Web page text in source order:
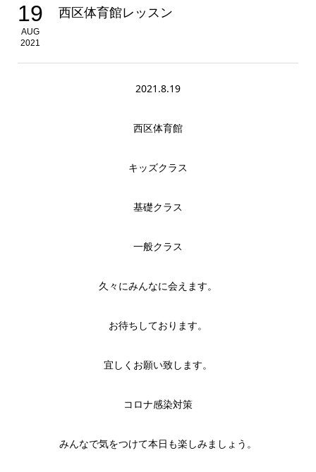
19
AUG
2021
西区体育館レッスン
2021.8.19
西区体育館
キッズクラス
基礎クラス
一般クラス
久々にみんなに会えます。
お待ちしております。
宜しくお願い致します。
コロナ感染対策
みんなで気をつけて本日も楽しみましょう。